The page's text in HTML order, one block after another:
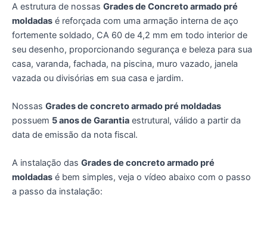
A estrutura de nossas Grades de Concreto armado pré
moldadas é reforçada com uma armação interna de aço
fortemente soldado, CA 60 de 4,2 mm em todo interior de
seu desenho, proporcionando segurança e beleza para sua
casa, varanda, fachada, na piscina, muro vazado, janela
vazada ou divisórias em sua casa e jardim.
Nossas Grades de concreto armado pré moldadas
possuem 5 anos de Garantia estrutural, válido a partir da
data de emissão da nota fiscal.
A instalação das Grades de concreto armado pré
moldadas é bem simples, veja o vídeo abaixo com o passo
a passo da instalação: